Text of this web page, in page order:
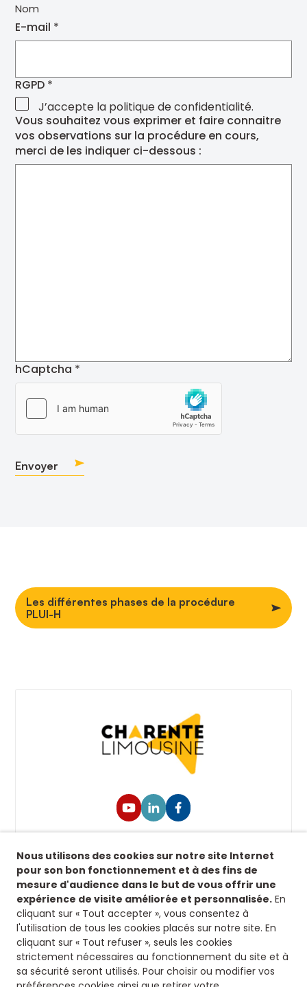
Nom
E-mail
RGPD
J’accepte la politique de confidentialité.
Vous souhaitez vous exprimer et faire connaitre
vos observations sur la procédure en cours,
merci de les indiquer ci-dessous :
hCaptcha
Envoyer
Les différentes phases de la procédure
PLUI-H
Retrouvez-nous sur nos réseaux sociaux afin de
suivre toutes nos actualités.
Siège
8 rue fontaines des jardins
16500 Confolens
Nous contacter
Nous utilisons des cookies sur notre site Internet
pour son bon fonctionnement et à des fins de
mesure d'audience dans le but de vous offrir une
expérience de visite améliorée et personnalisée. En
cliquant sur « Tout accepter », vous consentez à
l'utilisation de tous les cookies placés sur notre site. En
cliquant sur « Tout refuser », seuls les cookies
strictement nécessaires au fonctionnement du site et à
sa sécurité seront utilisés. Pour choisir ou modifier vos